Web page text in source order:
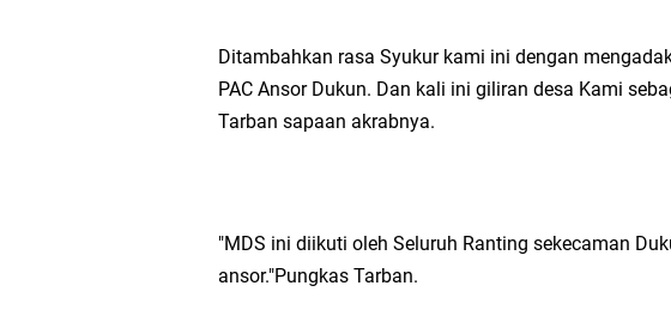
Ditambahkan rasa Syukur kami ini dengan
PAC Ansor Dukun. Dan kali ini giliran desa Kami
Tarban sapaan akrabnya.
"MDS ini diikuti oleh Seluruh Ranting sekecaman
ansor."Pungkas Tarban.